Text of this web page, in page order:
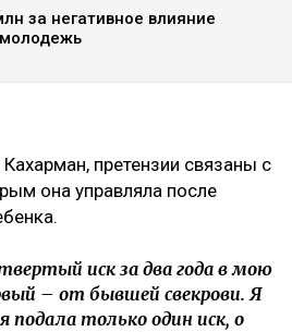
за негативное влияние
претензии связаны с
она управляла после
иск за два года в мою
– от бывшей свекрови. Я
подала только один иск, о